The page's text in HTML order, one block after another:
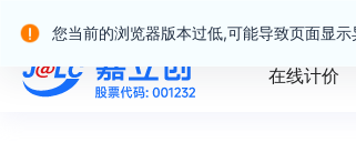
您当前的浏览器版本过低,可能导致页面显
嘉立创产业服务站群
在线计价